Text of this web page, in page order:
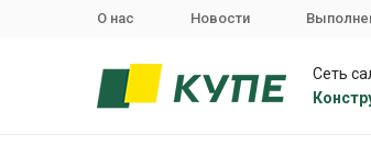
О нас Новости
Сеть